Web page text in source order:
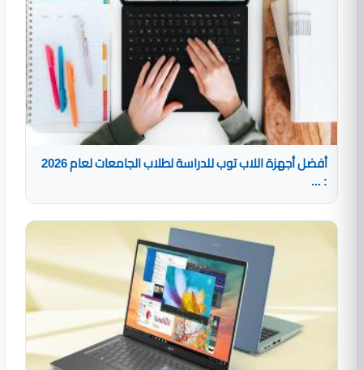
أفضل أجهزة اللاب توب للدراسة لطلاب الجامعات لعام 2026
: ...